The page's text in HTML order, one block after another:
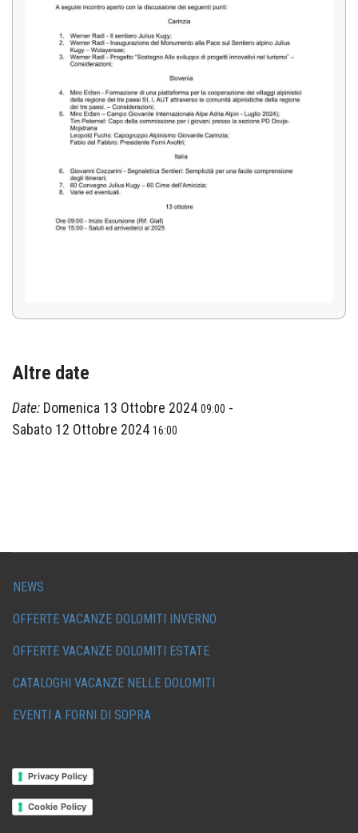
Altre date
Date: Domenica 13 Ottobre 2024 09:00 -
Sabato 12 Ottobre 2024 16:00
NEWS
OFFERTE VACANZE DOLOMITI INVERNO
OFFERTE VACANZE DOLOMITI ESTATE
CATALOGHI VACANZE NELLE DOLOMITI
EVENTI A FORNI DI SOPRA
Privacy Policy
Cookie Policy